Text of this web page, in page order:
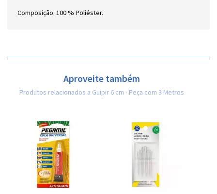
Composição: 100 % Poliéster.
Aproveite também
Produtos relacionados a Guipir 6 cm - Peça com 3 Metros